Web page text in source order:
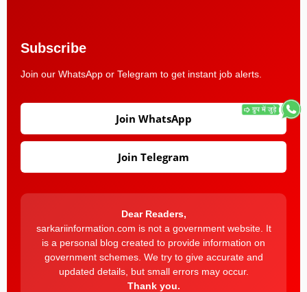
Subscribe
Join our WhatsApp or Telegram to get instant job alerts.
Join WhatsApp
Join Telegram
Dear Readers,
sarkariinformation.com is not a government website. It
is a personal blog created to provide information on
government schemes. We try to give accurate and
updated details, but small errors may occur.
Thank you.